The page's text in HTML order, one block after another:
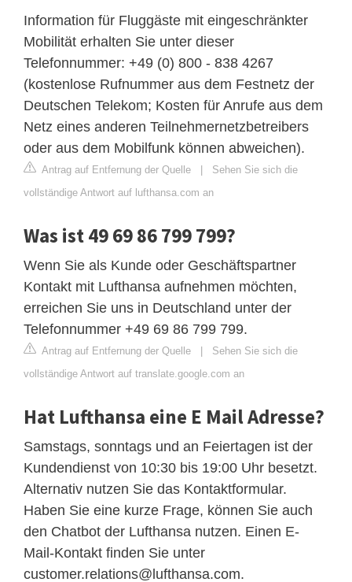
Information für Fluggäste mit eingeschränkter
Mobilität erhalten Sie unter dieser
Telefonnummer: +49 (0) 800 - 838 4267
(kostenlose Rufnummer aus dem Festnetz der
Deutschen Telekom; Kosten für Anrufe aus dem
Netz eines anderen Teilnehmernetzbetreibers
oder aus dem Mobilfunk können abweichen).
Antrag auf Entfernung der Quelle | Sehen Sie sich die
vollständige Antwort auf lufthansa.com an
Was ist 49 69 86 799 799?
Wenn Sie als Kunde oder Geschäftspartner
Kontakt mit Lufthansa aufnehmen möchten,
erreichen Sie uns in Deutschland unter der
Telefonnummer +49 69 86 799 799.
Antrag auf Entfernung der Quelle | Sehen Sie sich die
vollständige Antwort auf translate.google.com an
Hat Lufthansa eine E Mail Adresse?
Samstags, sonntags und an Feiertagen ist der
Kundendienst von 10:30 bis 19:00 Uhr besetzt.
Alternativ nutzen Sie das Kontaktformular.
Haben Sie eine kurze Frage, können Sie auch
den Chatbot der Lufthansa nutzen. Einen E-
Mail-Kontakt finden Sie unter
customer.relations@lufthansa.com.